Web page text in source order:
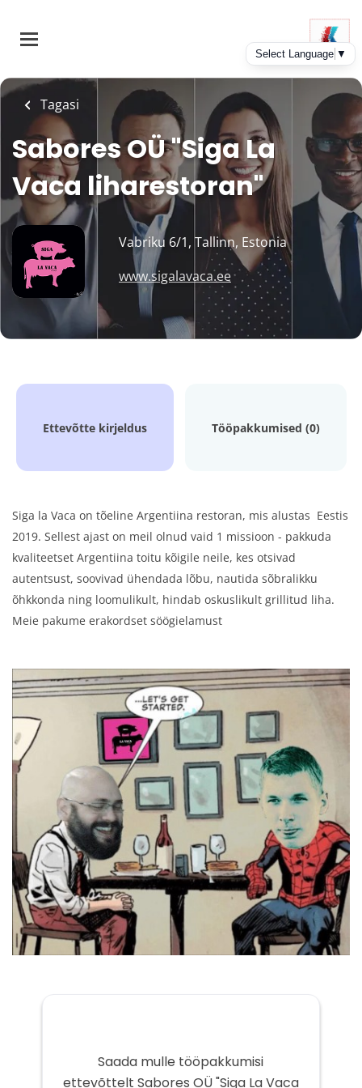
main
Tagasi
Sabores OÜ "Siga La
Vaca liharestoran"
Vabriku 6/1, Tallinn, Estonia
www.sigalavaca.ee
Ettevõtte kirjeldus Tööpakkumised (0)
Siga la Vaca on tõeline Argentiina restoran, mis alustas Eestis
2019. Sellest ajast on meil olnud vaid 1 missioon - pakkuda
kvaliteetset Argentiina toitu kõigile neile, kes otsivad
autentsust, soovivad ühendada lõbu, nautida sõbralikku
õhkkonda ning loomulikult, hindab oskuslikult grillitud liha.
Meie pakume erakordset söögielamust
Saada mulle tööpakkumisi
ettevõttelt Sabores OÜ "Siga La Vaca